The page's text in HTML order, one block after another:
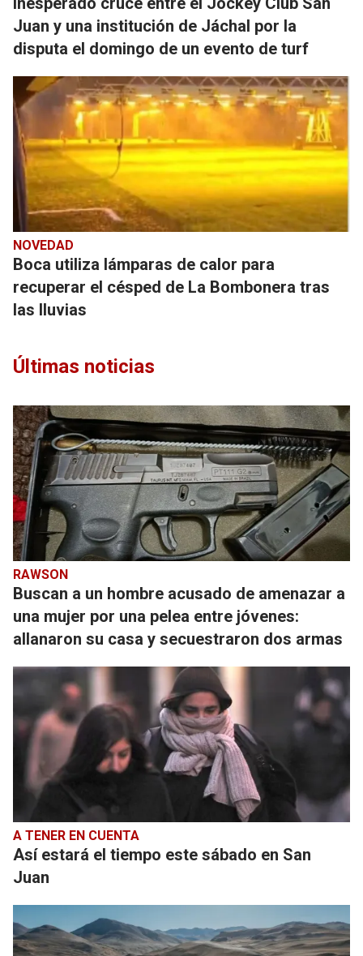
Juan y una institución de Jáchal por la
disputa el domingo de un evento de turf
NOVEDAD
Boca utiliza lámparas de calor para
recuperar el césped de La Bombonera tras
las lluvias
Últimas noticias
RAWSON
Buscan a un hombre acusado de amenazar a
una mujer por una pelea entre jóvenes:
allanaron su casa y secuestraron dos armas
A TENER EN CUENTA
Así estará el tiempo este sábado en San
Juan